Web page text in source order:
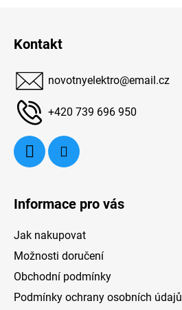
Kontakt
novotnyelektro@email.cz
+420 739 696 950
Informace pro vás
Jak nakupovat
Možnosti doručení
Obchodní podmínky
Podmínky ochrany osobních údajů